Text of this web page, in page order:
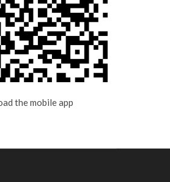
the mobile app